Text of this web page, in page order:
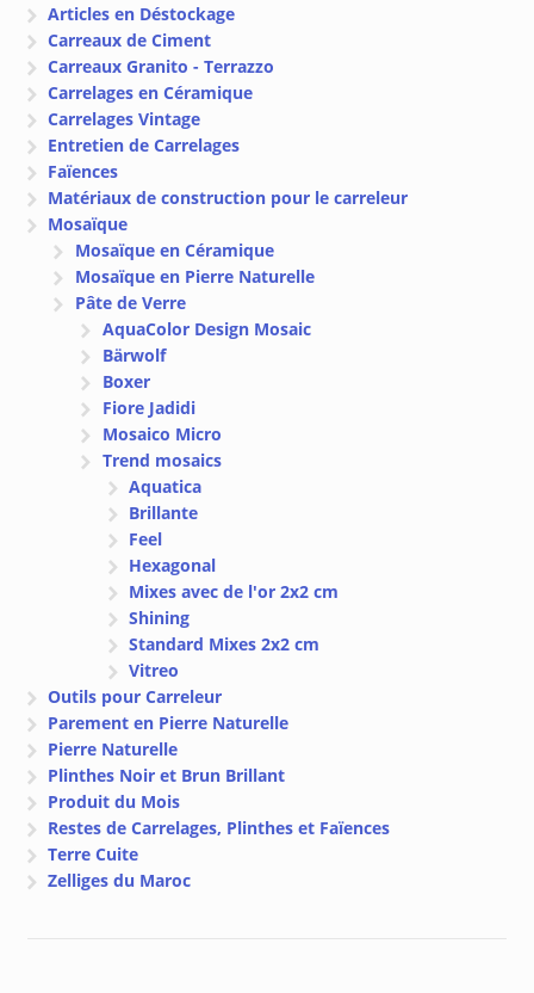
Articles en Déstockage
Carreaux de Ciment
Carreaux Granito - Terrazzo
Carrelages en Céramique
Carrelages Vintage
Entretien de Carrelages
Faïences
Matériaux de construction pour le carreleur
Mosaïque
Mosaïque en Céramique
Mosaïque en Pierre Naturelle
Pâte de Verre
AquaColor Design Mosaic
Bärwolf
Boxer
Fiore Jadidi
Mosaico Micro
Trend mosaics
Aquatica
Brillante
Feel
Hexagonal
Mixes avec de l'or 2x2 cm
Shining
Standard Mixes 2x2 cm
Vitreo
Outils pour Carreleur
Parement en Pierre Naturelle
Pierre Naturelle
Plinthes Noir et Brun Brillant
Produit du Mois
Restes de Carrelages, Plinthes et Faïences
Terre Cuite
Zelliges du Maroc